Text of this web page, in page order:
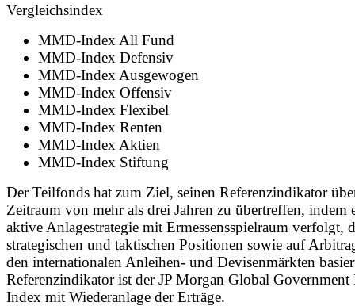
Vergleichsindex
MMD-Index All Fund
MMD-Index Defensiv
MMD-Index Ausgewogen
MMD-Index Offensiv
MMD-Index Flexibel
MMD-Index Renten
MMD-Index Aktien
MMD-Index Stiftung
Der Teilfonds hat zum Ziel, seinen Referenzindikator
Zeitraum von mehr als drei Jahren zu übertreffen, indem
aktive Anlagestrategie mit Ermessensspielraum verfolgt,
strategischen und taktischen Positionen sowie auf
den internationalen Anleihen- und Devisenmärkten
Referenzindikator ist der JP Morgan Global Government
Index mit Wiederanlage der Erträge.